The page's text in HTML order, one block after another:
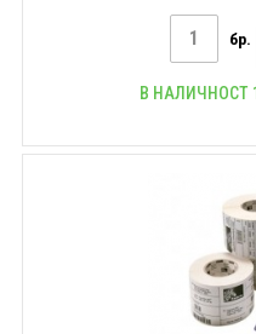
бр.
В НАЛИЧНОСТ